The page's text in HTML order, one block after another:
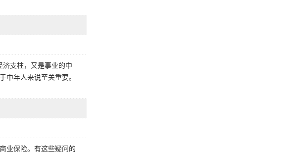
支柱，又是事业的中
年人来说至关重要。
业保险。有这些疑问的